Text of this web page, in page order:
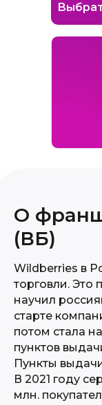
О
(ВБ)
Wildberries в
торговли. Это
научил
старте
потом стала
пунктов
Пункты
В 2021 году
млн.